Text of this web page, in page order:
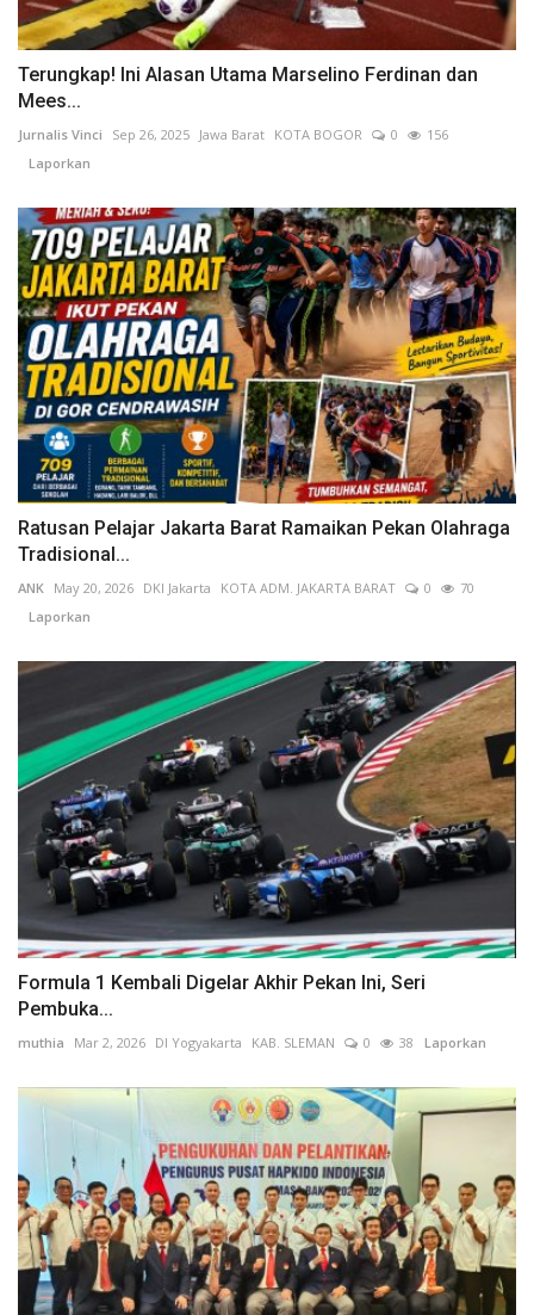
Terungkap! Ini Alasan Utama Marselino Ferdinan dan
Mees...
Jurnalis Vinci Sep 26, 2025 Jawa Barat KOTA BOGOR 0
156
Laporkan
Ratusan Pelajar Jakarta Barat Ramaikan Pekan Olahraga
Tradisional...
ANK May 20, 2026 DKI Jakarta KOTA ADM. JAKARTA BARAT 0
70
Laporkan
Formula 1 Kembali Digelar Akhir Pekan Ini, Seri
Pembuka...
muthia Mar 2, 2026 DI Yogyakarta KAB. SLEMAN 0 38 Laporkan